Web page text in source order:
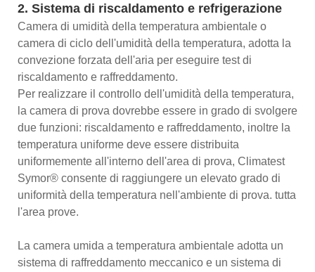
2. Sistema di riscaldamento e refrigerazione
Camera di umidità della temperatura ambientale o
camera di ciclo dell'umidità della temperatura, adotta la
convezione forzata dell'aria per eseguire test di
riscaldamento e raffreddamento.
Per realizzare il controllo dell'umidità della temperatura,
la camera di prova dovrebbe essere in grado di svolgere
due funzioni: riscaldamento e raffreddamento, inoltre la
temperatura uniforme deve essere distribuita
uniformemente all'interno dell'area di prova, Climatest
Symor® consente di raggiungere un elevato grado di
uniformità della temperatura nell'ambiente di prova. tutta
l'area prove.
La camera umida a temperatura ambientale adotta un
sistema di raffreddamento meccanico e un sistema di